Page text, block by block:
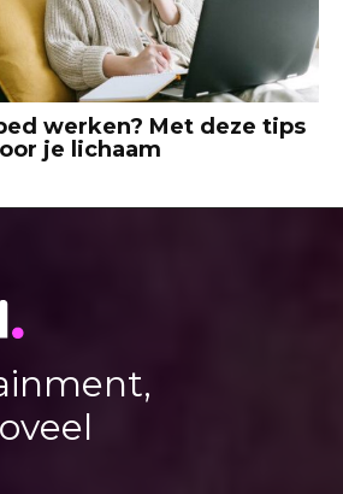
werken? Met deze tips
je lichaam